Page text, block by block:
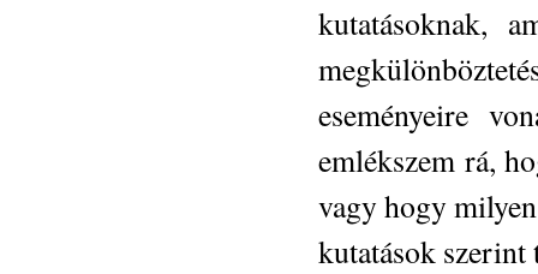
kutatásoknak,
eseményeire
emlékszem rá,
vagy hogy
kutatások szerint